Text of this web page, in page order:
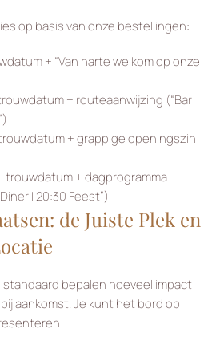
op basis van onze bestellingen:
+ “Van harte welkom op onze
+ routeaanwijzing (“Bar
+ grappige openingszin
trouwdatum + dagprogramma
| 20:30 Feest”)
de Juiste Plek en
bepalen hoeveel impact
aankomst. Je kunt het bord op